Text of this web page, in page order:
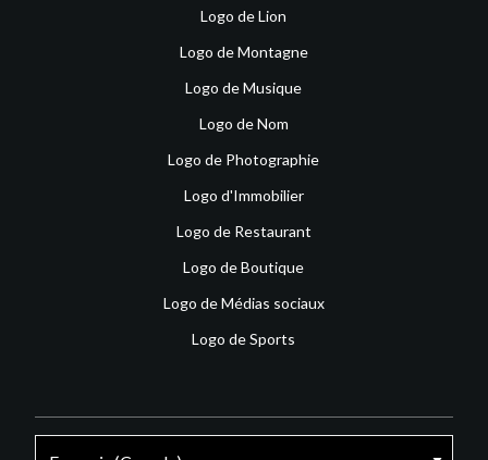
Logo de Lion
Logo de Montagne
Logo de Musique
Logo de Nom
Logo de Photographie
Logo d'Immobilier
Logo de Restaurant
Logo de Boutique
Logo de Médias sociaux
Logo de Sports